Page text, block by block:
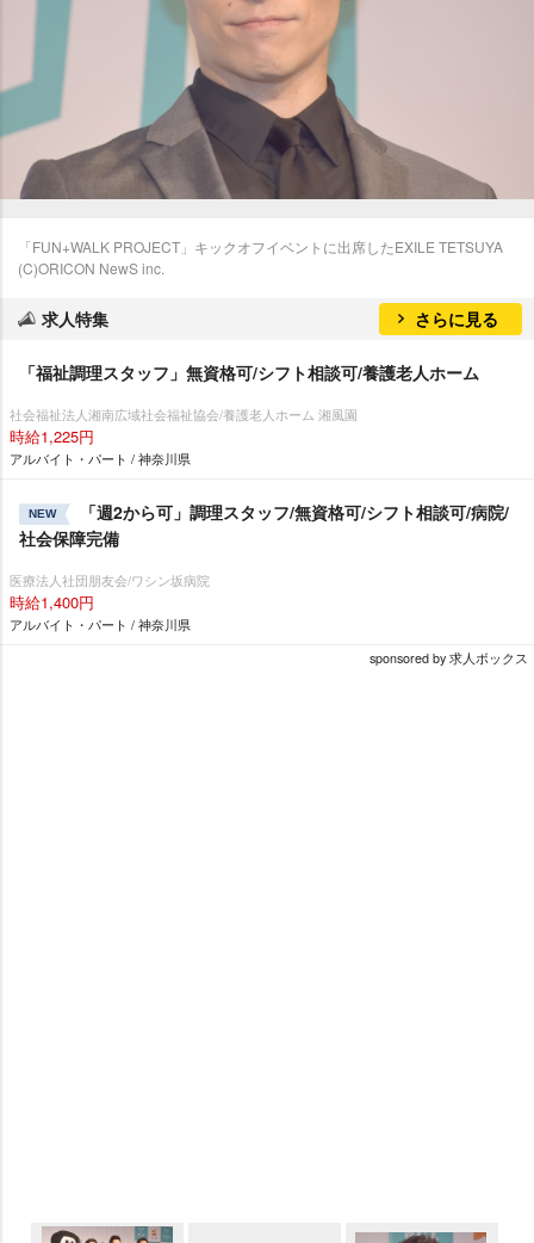
「FUN+WALK PROJECT」キックオフイベントに出席したEXILE TETSUYA
(C)ORICON NewS inc.
求人特集 さらに見る
「福祉調理スタッフ」無資格可/シフト相談可/養護老人ホーム
社会福祉法人湘南広域社会福祉協会/養護老人ホーム 湘風園
時給1,225円
アルバイト・パート / 神奈川県
NEW
「週2から可」調理スタッフ/無資格可/シフト相談可/病院/
社会保障完備
医療法人社団朋友会/ワシン坂病院
時給1,400円
アルバイト・パート / 神奈川県
sponsored by 求人ボックス